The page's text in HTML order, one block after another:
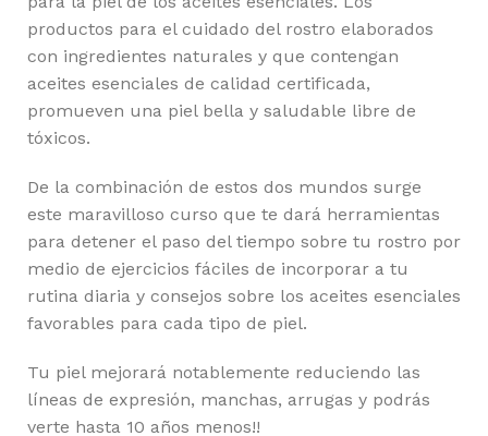
productos para el cuidado del rostro elaborados
con ingredientes naturales y que contengan
aceites esenciales de calidad certificada,
promueven una piel bella y saludable libre de
tóxicos.
De la combinación de estos dos mundos surge
este maravilloso curso que te dará herramientas
para detener el paso del tiempo sobre tu rostro por
medio de ejercicios fáciles de incorporar a tu
rutina diaria y consejos sobre los aceites esenciales
favorables para cada tipo de piel.
Tu piel mejorará notablemente reduciendo las
líneas de expresión, manchas, arrugas y podrás
verte hasta 10 años menos!!